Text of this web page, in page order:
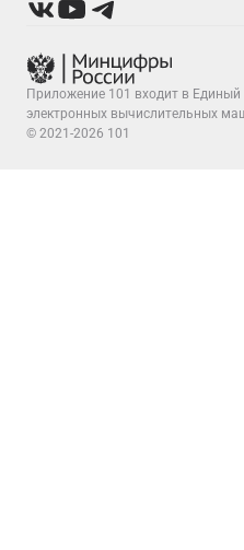
Приложение 101 входит в Единый
электронных вычислительных
© 2021-2026 101